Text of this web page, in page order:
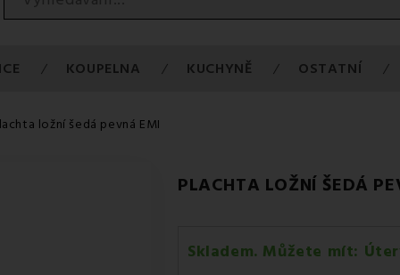
KOUPELNA KUCHYNĚ OSTATNÍ
ložní šedá pevná EMI
PLACHTA LOŽNÍ ŠEDÁ
Skladem. Můžete mít: